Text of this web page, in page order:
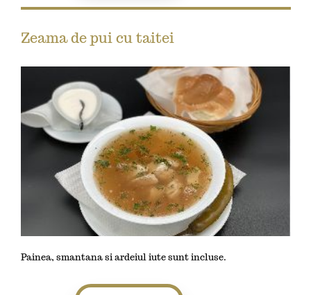
Zeama de pui cu taitei
Painea, smantana si ardeiul iute sunt incluse.